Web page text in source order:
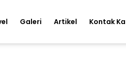
Galeri Artikel Kontak